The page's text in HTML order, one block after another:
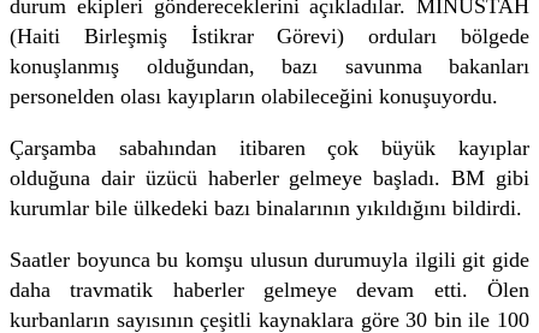
durum ekipleri göndereceklerini açıkladılar. MINUSTAH
(Haiti Birleşmiş İstikrar Görevi) orduları bölgede
konuşlanmış olduğundan, bazı savunma bakanları
personelden olası kayıpların olabileceğini konuşuyordu.
Çarşamba sabahından itibaren çok büyük kayıplar
olduğuna dair üzücü haberler gelmeye başladı. BM gibi
kurumlar bile ülkedeki bazı binalarının yıkıldığını bildirdi.
Saatler boyunca bu komşu ulusun durumuyla ilgili git gide
daha travmatik haberler gelmeye devam etti. Ölen
kurbanların sayısının çeşitli kaynaklara göre 30 bin ile 100